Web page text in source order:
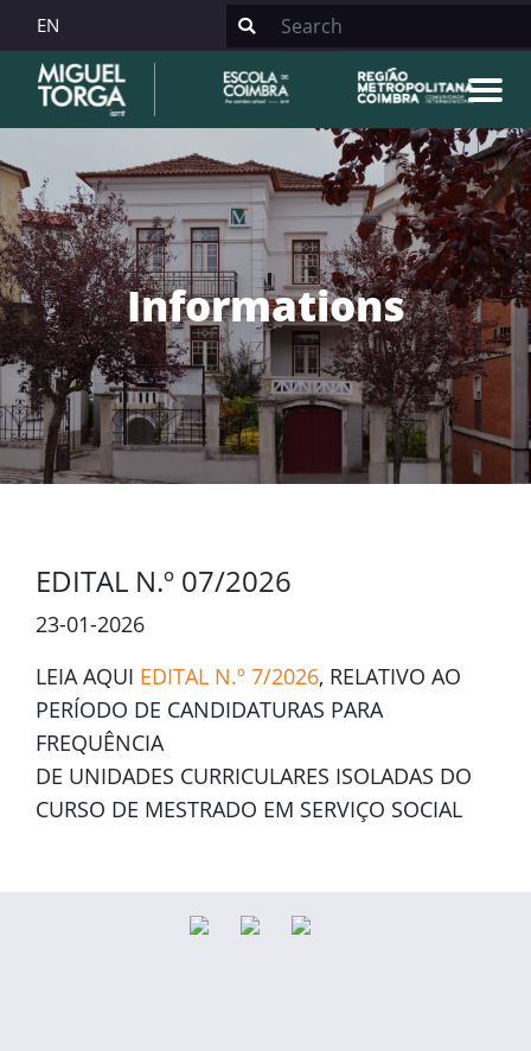
EN
Informations
EDITAL N.º 07/2026
23-01-2026
LEIA AQUI EDITAL N.º 7/2026, RELATIVO AO
PERÍODO DE CANDIDATURAS PARA
FREQUÊNCIA
DE UNIDADES CURRICULARES ISOLADAS DO
CURSO DE MESTRADO EM SERVIÇO SOCIAL